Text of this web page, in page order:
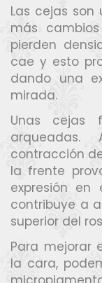
Las cejas
más
pierden
cae y esto
dando una
mirada.
Unas cejas
contracción
la frente
expresión
contribuye a
superior del
Para mejorar
la cara,